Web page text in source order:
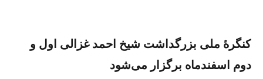
کنگرهٔ ملی بزرگداشت شیخ احمد غزالی اول و
دوم اسفندماه برگزار می‌شود